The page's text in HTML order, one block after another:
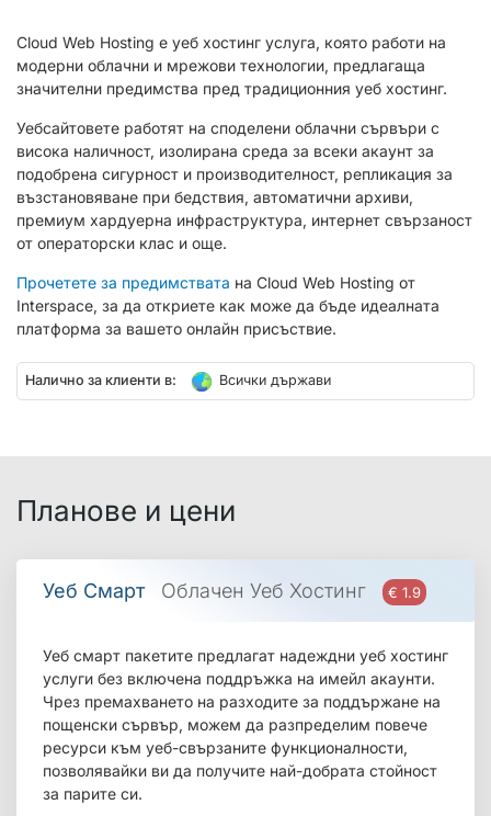
Cloud Web Hosting е уеб хостинг услуга, която работи на
модерни облачни и мрежови технологии, предлагаща
значителни предимства пред традиционния уеб хостинг.
Уебсайтовете работят на споделени облачни сървъри с
висока наличност, изолирана среда за всеки акаунт за
подобрена сигурност и производителност, репликация за
възстановяване при бедствия, автоматични архиви,
премиум хардуерна инфраструктура, интернет свързаност
от операторски клас и още.
Прочетете за предимствата на Cloud Web Hosting от
Interspace, за да откриете как може да бъде идеалната
платформа за вашето онлайн присъствие.
Налично за клиенти в: Всички държави
Планове и цени
Уеб Смарт Облачен Уеб Хостинг € 1.9
Уеб смарт пакетите предлагат надеждни уеб хостинг
услуги без включена поддръжка на имейл акаунти.
Чрез премахването на разходите за поддържане на
пощенски сървър, можем да разпределим повече
ресурси към уеб-свързаните функционалности,
позволявайки ви да получите най-добрата стойност
за парите си.